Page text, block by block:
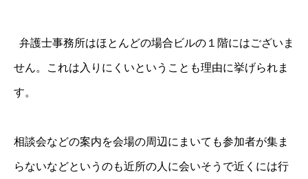
弁護士事務所はほとんどの場合ビルの１階にはございま
せん。これは入りにくいということも理由に挙げられま
す。
相談会などの案内を会場の周辺にまいても参加者が集ま
らないなどというのも近所の人に会いそうで近くには行